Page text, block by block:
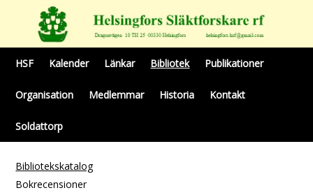
HSF Kalender Länkar Bibliotek Publikationer
Organisation Medlemmar Historia Kontakt
Soldattorp
Bibliotekskatalog
Bokrecensioner